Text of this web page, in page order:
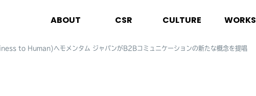
ABOUT CSR CULTURE WORKS
to Human)へモメンタム ジャパンがB2Bコミュニケーションの新たな概念を提唱